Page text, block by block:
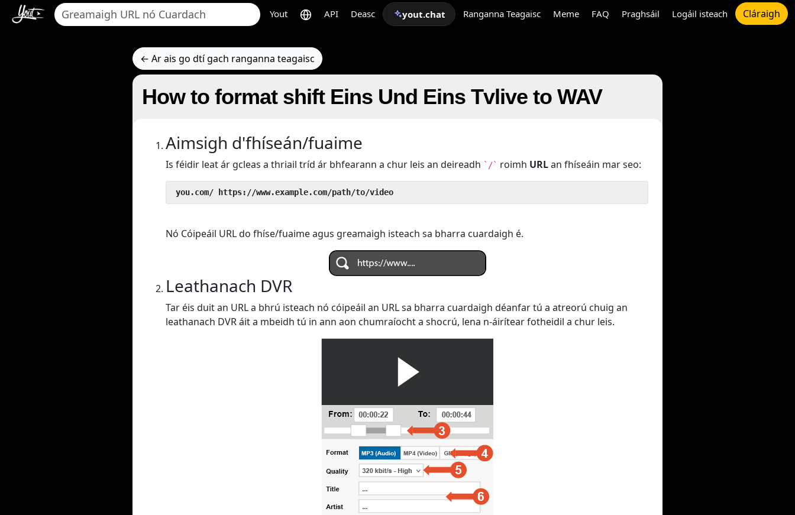
Yout API Deasc yout.chat Ranganna Teagaisc Meme FAQ Praghsáil Logáil isteach Cláraigh
← Ar ais go dtí gach ranganna teagaisc
How to format shift Eins Und Eins Tvlive to WAV
Aimsigh d'fhíseán/fuaime
Is féidir leat ár gcleas a thriail tríd ár bhfearann a chur leis an deireadh `/` roimh URLan fhíseáin mar seo:
you.com/ https://www.example.com/path/to/video
Nó Cóipeáil URL do fhíse/fuaime agus greamaigh isteach sa bharra cuardaigh é.
Leathanach DVR
Tar éis duit an URL a bhrú isteach nó cóipeáil an URL sa bharra cuardaigh déanfar tú a atreorú chuig an
leathanach DVR áit a mbeidh tú in ann aon chumraíocht a shocrú, lena n-áirítear fotheidil a chur leis.